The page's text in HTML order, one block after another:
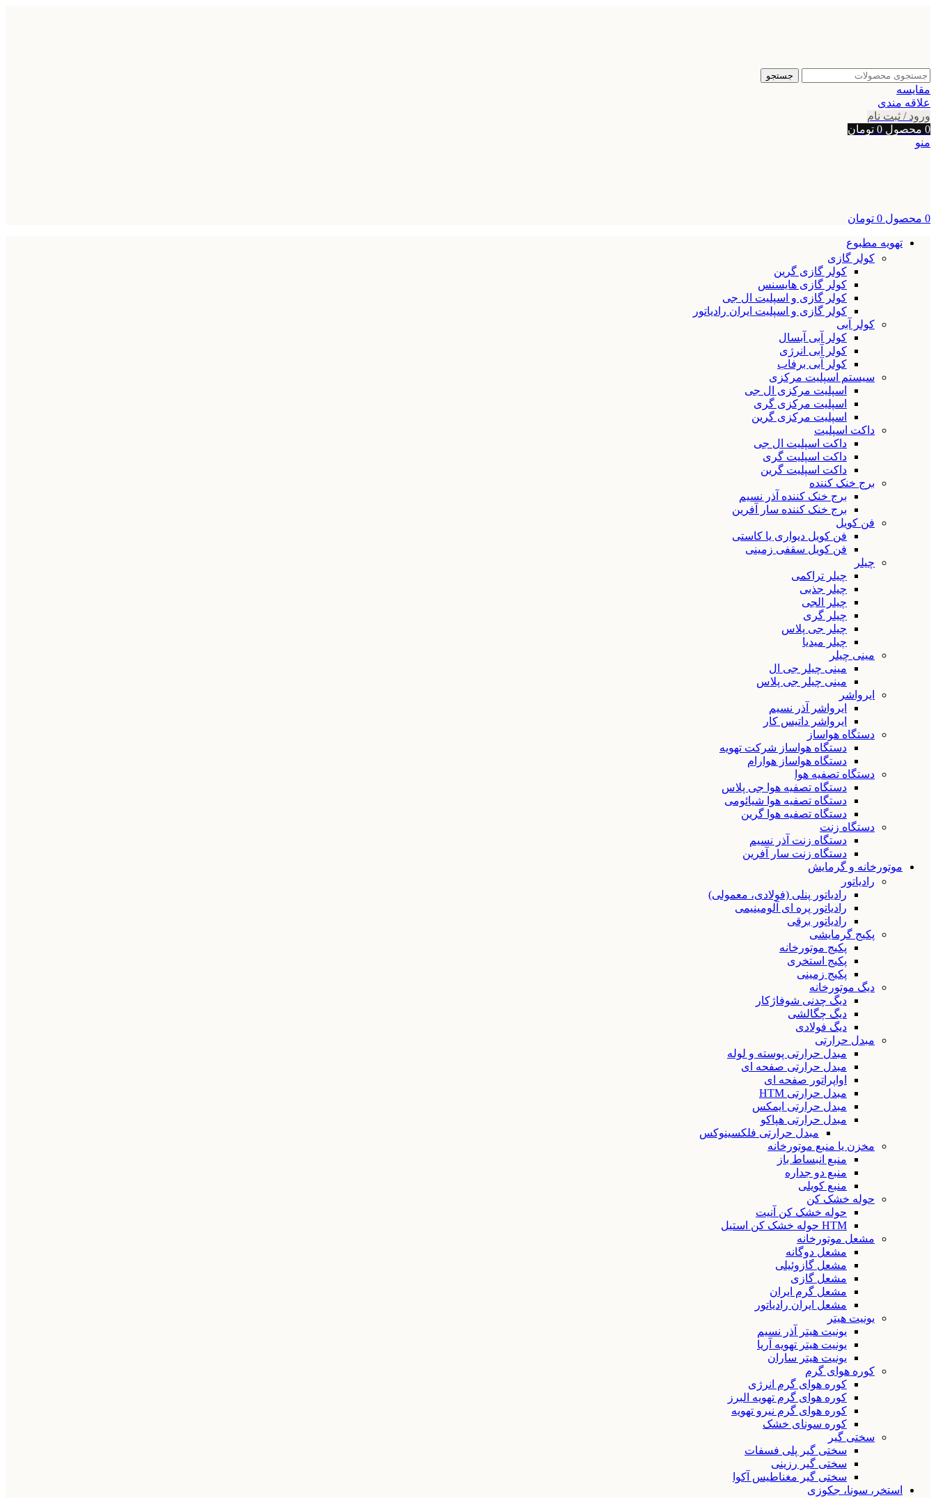
جستجو
مقایسه
علاقه مندی
ورود / ثبت نام
0 محصول 0 تومان
منو
0 محصول 0 تومان
تهویه مطبوع
کولر گازی
کولر گازی گرین
کولر گازی هایسنس
کولر گازی و اسپلیت ال جی
کولر گازی و اسپلیت ایران رادیاتور
کولر آبی
کولر آبی آبسال
کولر آبی انرژی
کولر آبی برفاب
سیستم اسپلیت مرکزی
اسپلیت مرکزی ال جی
اسپلیت مرکزی گری
اسپلیت مرکزی گرین
داکت اسپلیت
داکت اسپلیت ال جی
داکت اسپلیت گری
داکت اسپلیت گرین
برج خنک کننده
برج خنک کننده آذر نسیم
برج خنک کننده سار آفرین
فن کویل
فن کویل دیواری یا کاستی
فن کویل سقفی زمینی
چیلر
چیلر تراکمی
چیلر جذبی
چیلر الجی
چیلر گری
چیلر جی پلاس
چیلر میدیا
مینی چیلر
مینی چیلر جی ال
مینی چیلر جی پلاس
ایرواشر
ایرواشر آذر نسیم
ایرواشر داتیس کار
دستگاه هواساز
دستگاه هواساز شرکت تهویه
دستگاه هواساز هوارام
دستگاه تصفیه هوا
دستگاه تصفیه هوا جی پلاس
دستگاه تصفیه هوا شیائومی
دستگاه تصفیه هوا گرین
دستگاه زنت
دستگاه زنت آذر نسیم
دستگاه زنت سار آفرین
موتورخانه و گرمایش
رادیاتور
رادیاتور پنلی (فولادی، معمولی)
رادیاتور پره ای آلومینیمی
رادیاتور برقی
پکیج گرمایشی
پکیج موتورخانه
پکیج استخری
پکیج زمینی
دیگ موتورخانه
دیگ چدنی شوفاژکار
دیگ چگالشی
دیگ فولادی
مبدل حرارتی
مبدل حرارتی پوسته و لوله
مبدل حرارتی صفحه ای
اواپراتور صفحه ای
مبدل حرارتی HTM
مبدل حرارتی ایمکس
مبدل حرارتی هپاکو
مبدل حرارتی فلکسینوکس
مخزن یا منبع موتورخانه
منبع انبساط باز
منبع دو جداره
منبع کویلی
حوله خشک کن
حوله خشک کن آنیت
HTM حوله خشک کن استیل
مشعل موتورخانه
مشعل دوگانه
مشعل گازوئیلی
مشعل گازی
مشعل گرم ایران
مشعل ایران رادیاتور
یونیت هیتر
یونیت هیتر آذر نسیم
یونیت هیتر تهویه آریا
یونیت هیتر ساران
کوره هوای گرم
کوره هوای گرم انرژی
کوره هوای گرم تهویه البرز
کوره هوای گرم نیرو تهویه
کوره سونای خشک
سختی گیر
سختی گیر پلی فسفات
سختی گیر رزینی
سختی گیر مغناطیس آکوا
استخر، سونا، جکوزی